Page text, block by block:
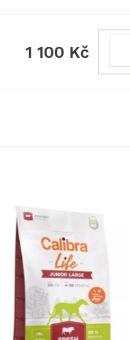
1 100 Kč